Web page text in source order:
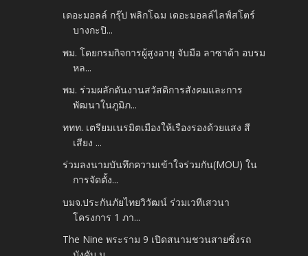
เดอะมอลล์ กรุ๊ป พลิกโฉม เดอะมอลล์ไลฟ์สโตร์
บางกะปิ...
พม. โดยกรมกิจการผู้สูงอายุ จับมือ ลาซาด้า อบรม
หล...
พม. ร่วมผลักดันงานสวัสดิการสังคมและการ
พัฒนาในภูมิภ...
ททท. เตรียมเนรมิตเมืองให้เรืองรองด้วยแสง สี
เสียง ...
ร่วมลงนามบันทึกความเข้าใจร่วมกัน(MOU) ใน
การจัดตั้ง...
บมจ.ประกันภัยไทยวิวัฒน์ ร่วมเวทีเสวนา
โครงการ 1 ภา...
The Nine พระราม 9 เปิดสนามชวนสายซิ่งรถ